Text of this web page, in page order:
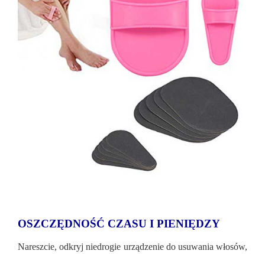
OSZCZĘDNOŚĆ CZASU I PIENIĘDZY
Nareszcie, odkryj niedrogie urządzenie do usuwania włosów,